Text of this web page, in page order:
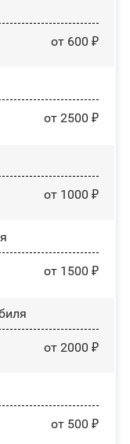
от 600 ₽
от 2500 ₽
от 1000 ₽
от 1500 ₽
от 2000 ₽
от 500 ₽